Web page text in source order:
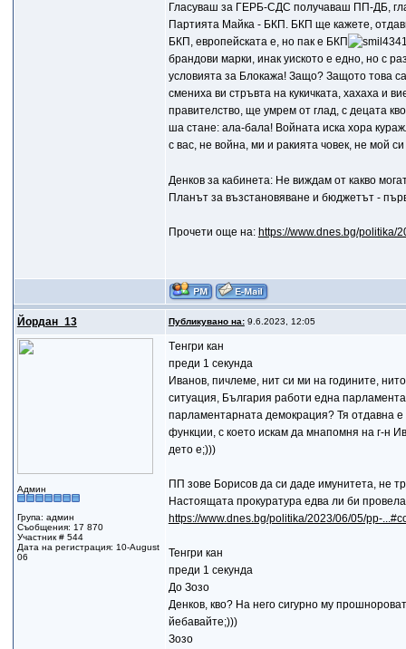
Гласуваш за ГЕРБ-СДС получаваш ПП-ДБ,
Партията Майка - БКП. БКП ще кажете,
БКП, европейската е, но пак е БКП
брандови марки, инак уиското е едно, но с
условията за Блокажа! Защо? Защото това
смениха ви стръвта на кукичката, хахаха и
правителство, ще умрем от глад, с децата
ша стане: ала-бала! Войната иска хора
с вас, не война, ми и ракията човек, не мой
Денков за кабинета: Не виждам от какво
Планът за възстановяване и бюджетът -
Прочети още на: https://www.dnes.bg/politika/
Йордан_13 Публикувано на:9.6.2023, 12:05
Админ
Група: админ
Съобщения: 17 870
Участник # 544
Дата на регистрация: 10-August
06
Tенгри кан
преди 1 секунда
Иванов, пичлеме, нит си ми на годините,
ситуация, България работи една
парламентарната демокрация? Тя отдавна
функции, с което искам да мнапомня на г-н
дето е;)))
ПП зове Борисов да си даде имунитета, не
Настоящата прокуратура едва ли би
https://www.dnes.bg/politika/2023/06/05/pp-
Тенгри кан
преди 1 секунда
До Зозо
Денков, кво? На него сигурно му
йебавайте;)))
Зозо